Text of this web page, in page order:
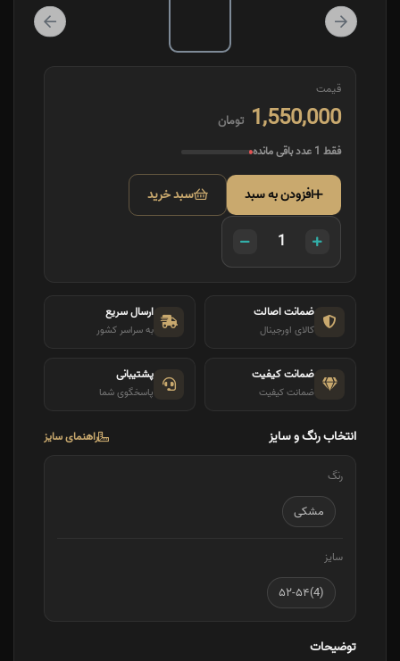
قیمت
1,550,000 تومان
فقط 1 عدد باقی مانده
افزودن به سبد سبد خرید
ضمانت اصالت
کالای اورجینال
ارسال سریع
به سراسر کشور
ضمانت کیفیت
ضمانت کیفیت
پشتیبانی
پاسخگوی شما
انتخاب رنگ و سایز راهنمای سایز
رنگ
مشکی
سایز
(4)۵۲-۵۴
توضیحات